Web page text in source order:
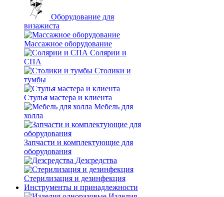
Оборудование для
визажиста
Массажное оборудование
Солярии и
СПА
Столики и
тумбы
Стулья мастера и клиента
Мебель для
холла
Запчасти и комплектующие для
оборудования
Дезсредства
Стерилизация и дезинфекция
Инструменты и принадлежности